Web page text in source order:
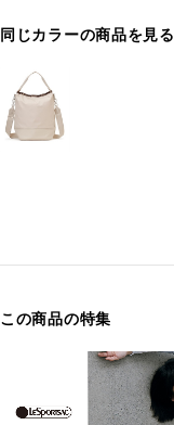
同じカラーの商品を見る
この商品の特集